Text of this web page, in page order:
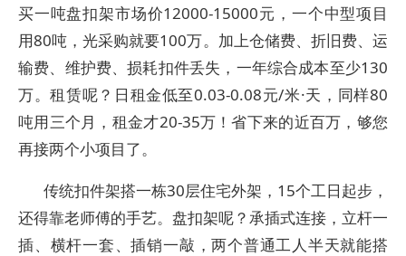
买一吨盘扣架市场价12000-15000元，一个中型项目
用80吨，光采购就要100万。加上仓储费、折旧费、运
输费、维护费、损耗扣件丢失，一年综合成本至少130
万。租赁呢？日租金低至0.03-0.08元/米·天，同样80
吨用三个月，租金才20-35万！省下来的近百万，够您
再接两个小项目了。
传统扣件架搭一栋30层住宅外架，15个工日起步，
还得靠老师傅的手艺。盘扣架呢？承插式连接，立杆一
插、横杆一套、插销一敲，两个普通工人半天就能搭